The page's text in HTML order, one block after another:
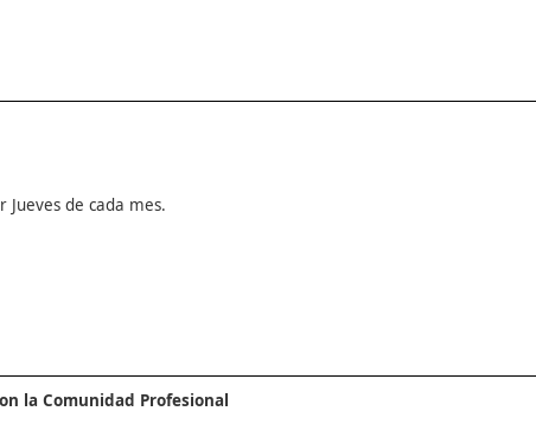
Jueves de cada mes.
la Comunidad Profesional